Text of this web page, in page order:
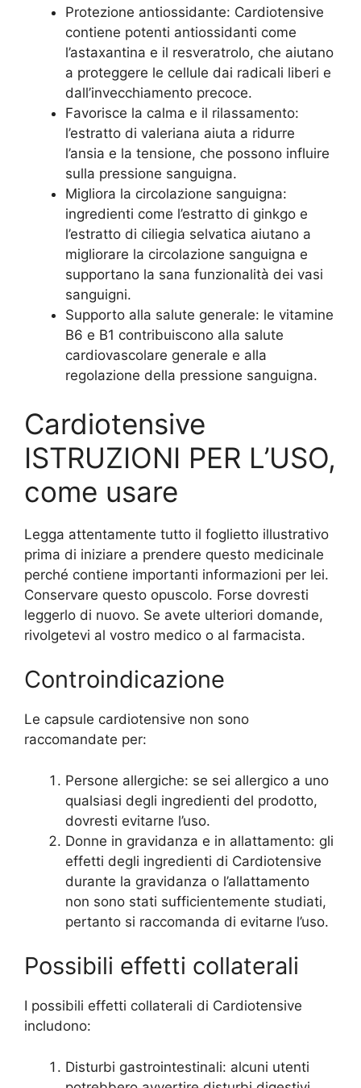
Protezione antiossidante: Cardiotensive
contiene potenti antiossidanti come
l’astaxantina e il resveratrolo, che aiutano
a proteggere le cellule dai radicali liberi e
dall’invecchiamento precoce.
Favorisce la calma e il rilassamento:
l’estratto di valeriana aiuta a ridurre
l’ansia e la tensione, che possono influire
sulla pressione sanguigna.
Migliora la circolazione sanguigna:
ingredienti come l’estratto di ginkgo e
l’estratto di ciliegia selvatica aiutano a
migliorare la circolazione sanguigna e
supportano la sana funzionalità dei vasi
sanguigni.
Supporto alla salute generale: le vitamine
B6 e B1 contribuiscono alla salute
cardiovascolare generale e alla
regolazione della pressione sanguigna.
Cardiotensive
ISTRUZIONI PER L’USO,
come usare
Legga attentamente tutto il foglietto illustrativo
prima di iniziare a prendere questo medicinale
perché contiene importanti informazioni per lei.
Conservare questo opuscolo. Forse dovresti
leggerlo di nuovo. Se avete ulteriori domande,
rivolgetevi al vostro medico o al farmacista.
Controindicazione
Le capsule cardiotensive non sono
raccomandate per:
Persone allergiche: se sei allergico a uno
qualsiasi degli ingredienti del prodotto,
dovresti evitarne l’uso.
Donne in gravidanza e in allattamento: gli
effetti degli ingredienti di Cardiotensive
durante la gravidanza o l’allattamento
non sono stati sufficientemente studiati,
pertanto si raccomanda di evitarne l’uso.
Possibili effetti collaterali
I possibili effetti collaterali di Cardiotensive
includono:
Disturbi gastrointestinali: alcuni utenti